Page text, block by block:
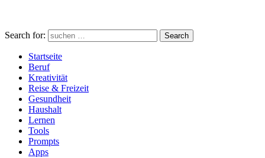
Search for: Search
Startseite
Beruf
Kreativität
Reise & Freizeit
Gesundheit
Haushalt
Lernen
Tools
Prompts
Apps